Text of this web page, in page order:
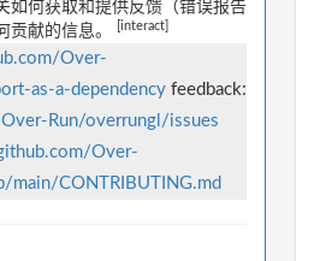
如何获取和提供反馈（错误报告
贡献的信息。
[interact]
Over-
as-a-dependency feedback:
Run/overrungl/issues
Over-
main/CONTRIBUTING.md